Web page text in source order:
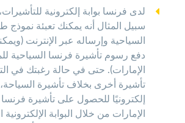
لدى فرنسا بوابة إلكترونية
سبيل المثال أنه يمكنك تعبئة نموذج
السياحية وإرساله عبر الإنترنت
دفع رسوم تأشيرة فرنسا السياحية
الإمارات). حتى في حالة رغبتك في
تأشيرة أخرى بخلاف تأشيرة السياحة،
إلكترونيًا للحصول على تأشيرة
الإمارات من خلال البوابة